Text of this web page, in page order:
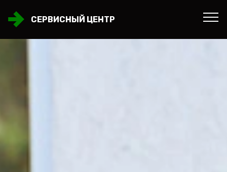
СЕРВИСНЫЙ ЦЕНТР